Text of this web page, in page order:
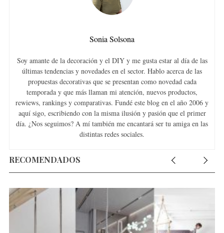
Sonia Solsona
Soy amante de la decoración y el DIY y me gusta estar al día de las
últimas tendencias y novedades en el sector. Hablo acerca de las
propuestas decorativas que se presentan como novedad cada
temporada y que más llaman mi atención, nuevos productos,
rewiews, rankings y comparativas. Fundé este blog en el año 2006 y
aquí sigo, escribiendo con la misma ilusión y pasión que el primer
día. ¿Nos seguimos? A mí también me encantará ser tu amiga en las
distintas redes sociales.
RECOMENDADOS